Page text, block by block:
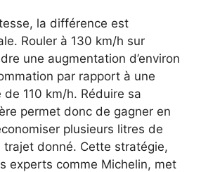
la différence est
Rouler à 130 km/h sur
une augmentation d’environ
par rapport à une
110 km/h. Réduire sa
permet donc de gagner en
plusieurs litres de
trajet donné. Cette stratégie,
experts comme Michelin, met